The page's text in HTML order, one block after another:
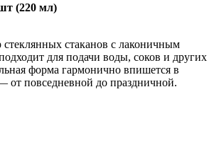
(220 мл)
стеклянных стаканов с лаконичным
для подачи воды, соков и других
форма гармонично впишется в
от повседневной до праздничной.